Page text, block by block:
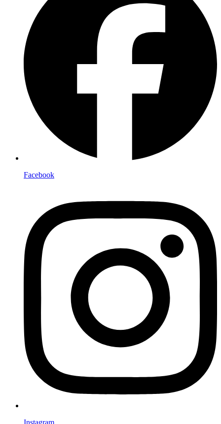
Facebook